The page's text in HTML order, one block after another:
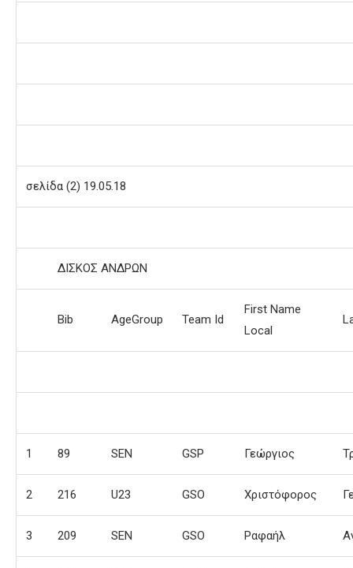
σελίδα (2) 19.05.18
ΔΙΣΚΟΣ ΑΝΔΡΩΝ
Bib AgeGroup Team Id
First Name
Local
1 89 SEN GSP Γεώργιος
2 216 U23 GSO Χριστόφορος
3 209 SEN GSO Ραφαήλ